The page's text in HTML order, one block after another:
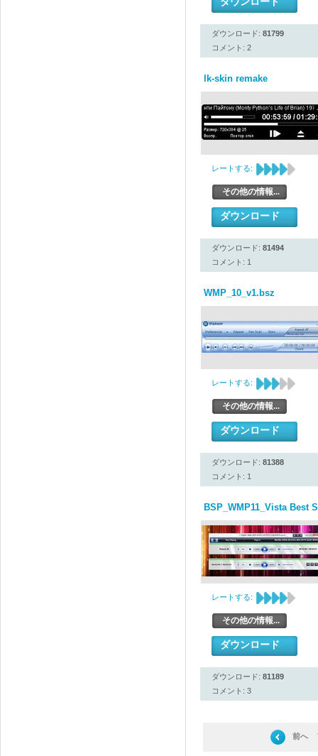
ダウンロード: 81799
コメント: 2
lk-skin remake
レートする:
その他の情報...
ダウンロード
ダウンロード: 81494
コメント: 1
WMP_10_v1.bsz
レートする:
その他の情報...
ダウンロード
ダウンロード: 81388
コメント: 1
BSP_WMP11_Vista Best
レートする:
その他の情報...
ダウンロード
ダウンロード: 81189
コメント: 3
前へ